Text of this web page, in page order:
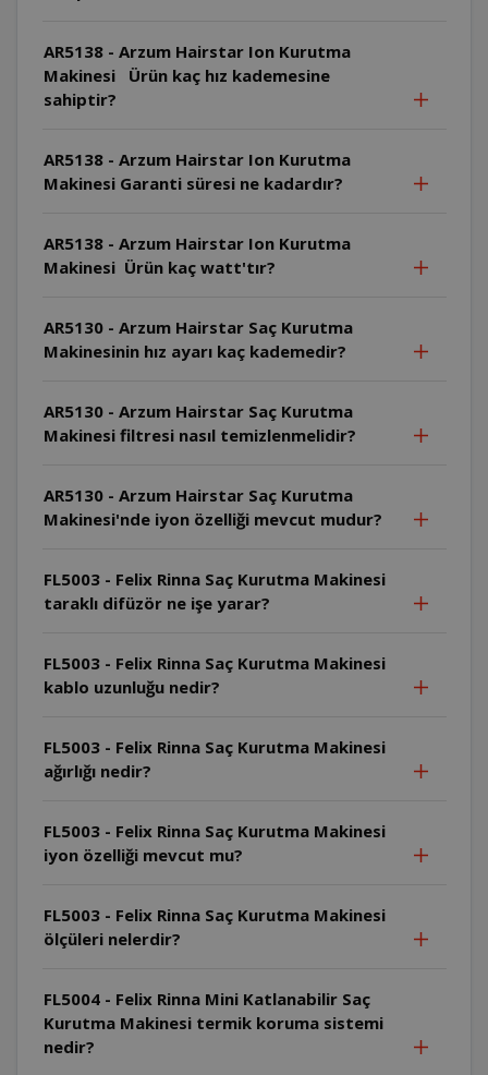
AR5138 - Arzum Hairstar Ion Kurutma
Makinesi Ürün kaç hız kademesine
sahiptir?
AR5138 - Arzum Hairstar Ion Kurutma
Makinesi Garanti süresi ne kadardır?
AR5138 - Arzum Hairstar Ion Kurutma
Makinesi Ürün kaç watt'tır?
AR5130 - Arzum Hairstar Saç Kurutma
Makinesinin hız ayarı kaç kademedir?
AR5130 - Arzum Hairstar Saç Kurutma
Makinesi filtresi nasıl temizlenmelidir?
AR5130 - Arzum Hairstar Saç Kurutma
Makinesi'nde iyon özelliği mevcut mudur?
FL5003 - Felix Rinna Saç Kurutma Makinesi
taraklı difüzör ne işe yarar?
FL5003 - Felix Rinna Saç Kurutma Makinesi
kablo uzunluğu nedir?
FL5003 - Felix Rinna Saç Kurutma Makinesi
ağırlığı nedir?
FL5003 - Felix Rinna Saç Kurutma Makinesi
iyon özelliği mevcut mu?
FL5003 - Felix Rinna Saç Kurutma Makinesi
ölçüleri nelerdir?
FL5004 - Felix Rinna Mini Katlanabilir Saç
Kurutma Makinesi termik koruma sistemi
nedir?